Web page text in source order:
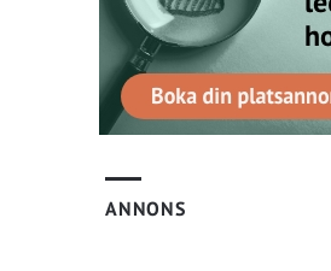
ANNONS